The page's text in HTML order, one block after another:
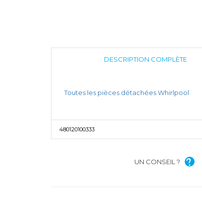
DESCRIPTION COMPLÈTE
Toutes les pièces détachées Whirlpool
480120100333
UN CONSEIL ?